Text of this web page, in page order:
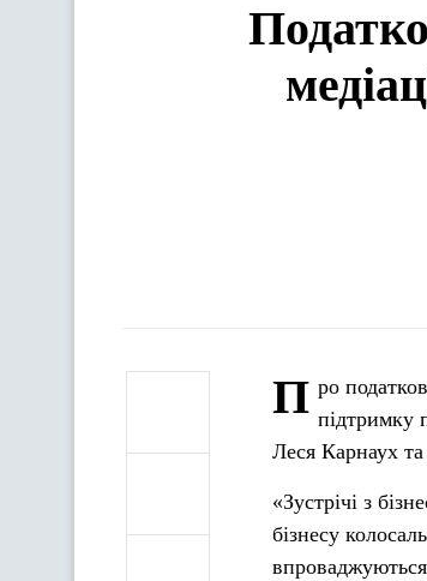
П ро
підтримку
Леся Карнаух та
«Зустрічі з
бізнесу